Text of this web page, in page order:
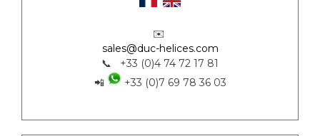
✉️
sales@duc-helices.com
📞 +33 (0)4 74 72 17 81
📲
+33 (0)7 69 78 36 03